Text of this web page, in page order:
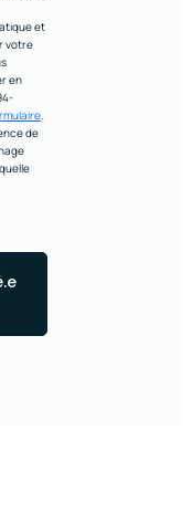
et
votre
en
.
de